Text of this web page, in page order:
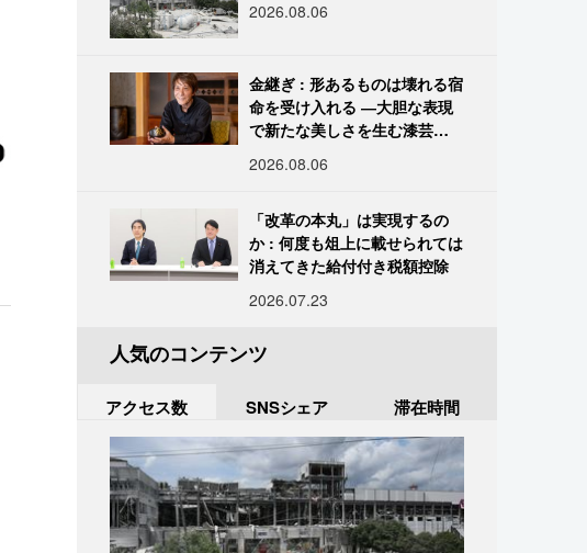
2026.08.06
金継ぎ : 形あるものは壊れる宿
命を受け入れる ―大胆な表現
で新たな美しさを生む漆芸修
2026.08.06
「改革の本丸」は実現するの
か : 何度も俎上に載せられては
消えてきた給付付き税額控除
2026.07.23
人気のコンテンツ
アクセス数 SNSシェア 滞在時間